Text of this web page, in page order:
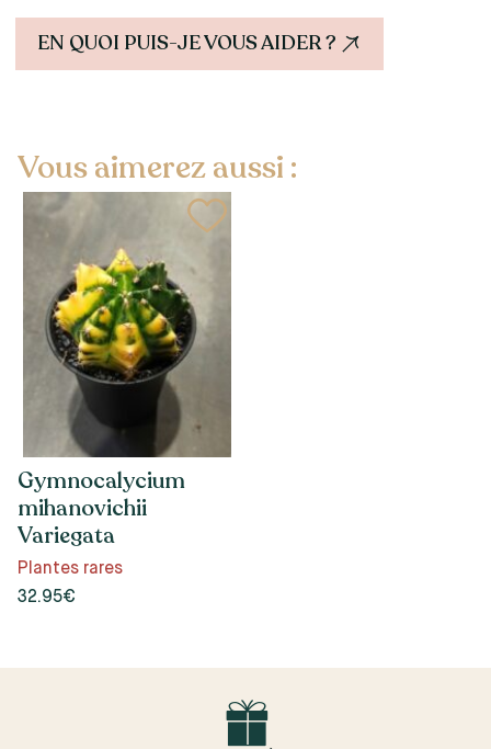
EN QUOI PUIS-JE VOUS AIDER ?
Vous aimerez aussi :
Gymnocalycium
mihanovichii
Variegata
32.95€
Plantes rares